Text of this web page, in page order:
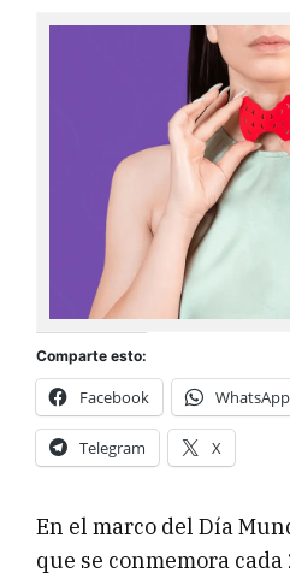
Comparte esto:
Facebook WhatsApp
Telegram X
En el marco del Día
que se conmemora cada